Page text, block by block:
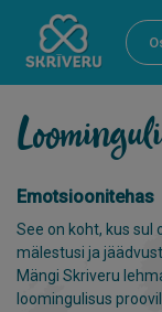
Emotsioonitehas
See on koht, kus sul
mälestusi ja
Mängi Skriveru
loomingulisus